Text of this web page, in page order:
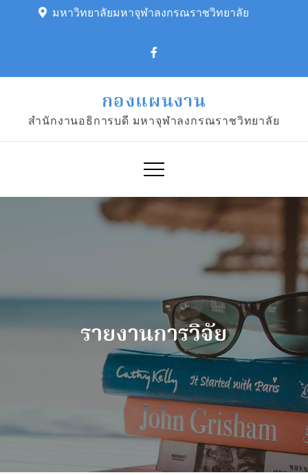
มหาวิทยาลัยมหาจุฬาลงกรณราชวิทยาลัย
กองแผนงาน
สำนักงานอธิการบดี มหาจุฬาลงกรณราชวิทยาลัย
รายงานการวิจัย